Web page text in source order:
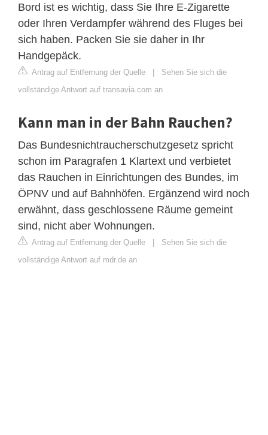
Bord ist es wichtig, dass Sie Ihre E-Zigarette
oder Ihren Verdampfer während des Fluges bei
sich haben. Packen Sie sie daher in Ihr
Handgepäck.
Antrag auf Entfernung der Quelle | Sehen Sie sich die
vollständige Antwort auf transavia.com an
Kann man in der Bahn Rauchen?
Das Bundesnichtraucherschutzgesetz spricht
schon im Paragrafen 1 Klartext und verbietet
das Rauchen in Einrichtungen des Bundes, im
ÖPNV und auf Bahnhöfen. Ergänzend wird noch
erwähnt, dass geschlossene Räume gemeint
sind, nicht aber Wohnungen.
Antrag auf Entfernung der Quelle | Sehen Sie sich die
vollständige Antwort auf mdr.de an